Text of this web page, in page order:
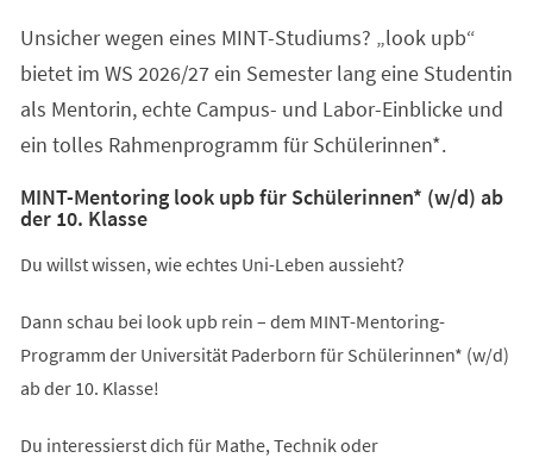
Unsicher wegen eines MINT-Studiums? „look upb“
bietet im WS 2026/27 ein Semester lang eine Studentin
als Mentorin, echte Campus- und Labor-Einblicke und
ein tolles Rahmenprogramm für Schülerinnen*.
MINT-Mentoring look upb für Schülerinnen* (w/d) ab
der 10. Klasse
Du willst wissen, wie echtes Uni-Leben aussieht?
Dann schau bei look upb rein – dem MINT-Mentoring-
Programm der Universität Paderborn für Schülerinnen* (w/d)
ab der 10. Klasse!
Du interessierst dich für Mathe, Technik oder